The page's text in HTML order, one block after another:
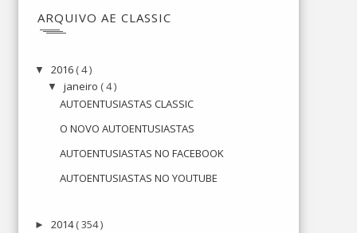
ARQUIVO AE CLASSIC
▼ 2016 ( 4 )
▼ janeiro ( 4 )
AUTOENTUSIASTAS CLASSIC
O NOVO AUTOENTUSIASTAS
AUTOENTUSIASTAS NO FACEBOOK
AUTOENTUSIASTAS NO YOUTUBE
► 2014( 354 )